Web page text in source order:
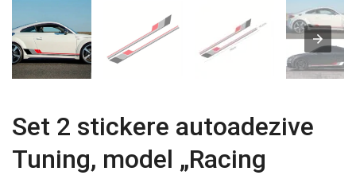
Set 2 stickere autoadezive
Tuning, model „Racing